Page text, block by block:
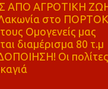
ΑΠΟ ΑΓΡΟΤΙΚΗ
στο
Ομογενείς μας
διαμέρισμα 80 τ.μ
Οι πολίτες